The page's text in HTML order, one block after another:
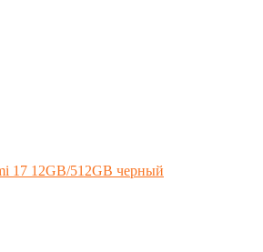
17 12GB/512GB черный